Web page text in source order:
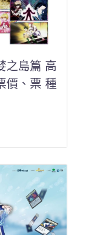
之島篇 高
價、票 種